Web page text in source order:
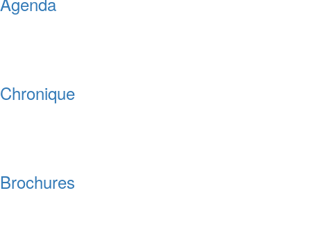
Chronique
Brochures